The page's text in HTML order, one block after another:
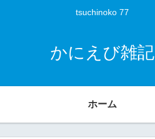
tsuchinoko 77
かにえび雑記
ホーム